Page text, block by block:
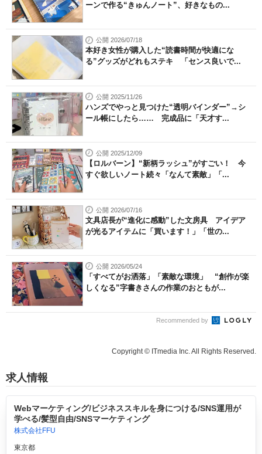
ーンで作る“きゅんノート”、好きなもの...
公開 2026/07/18
本好き女性が購入した“読書時間が快適にな
る”グッズがどれもステキ 「センス良いで...
公開 2025/11/26
ハンズでやっと見つけた“透明バインダー”→シ
ール帳にしたら…… 完成品に「天才す...
公開 2025/12/09
【ロルバーン】“新柄ラッシュ”がすごい！ 今
すぐ欲しいノート続々「なんて素敵」「...
公開 2026/07/16
文具店長が“進化に感動”した文房具 アイデア
が光るアイテムに「買います！」「世の...
公開 2026/05/24
「すべてがお洒落」「素敵な環境」 “創作が楽
しくなる”字書きさんの作業のおともが...
Recommended by
Copyright © ITmedia Inc. All Rights Reserved.
求人情報
Webマーケティング/ビジネススキルを身につける/SNS運用が
学べる/髪型自由/SNSマーケティング
株式会社FFU
東京都